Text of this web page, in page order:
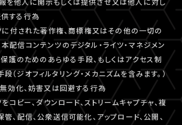
する行為
付された著作権、商標権又はその他の一切の
配信コンテンツのデジタル・ライツ・マネジメン
保護のためのあらゆる手段、もしくはアクセス制
（ジオフィルタリング・メカニズムを含みます。）
無効化、妨害又は回避する行為
ピー、ダウンロード、ストリームキャプチャ、複
管、配信、公衆送信可能化、アップロード、公開、